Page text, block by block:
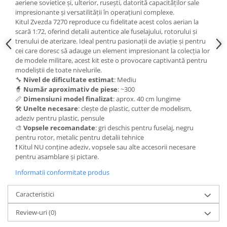
Vallejo Auxiliaries
Vallejo Acrylic Textures
Vopsea la sticluta
Vallejo Liquid Gold
Vallejo Surface Primer
Vallejo Weathering Effects
Vallejo Model Wash
Vallejo Metal Color
AK Interactive
Vopsea Chrome
Creioane Weathering
Auxiliare
Real Colors Markers
Auxiliare & Diluanti
Primer (grund)
Playmarkers
aeriene sovietice și, ulterior, rusești, datorită capacităților sale
impresionante și versatilității în operațiuni complexe.
Kitul Zvezda 7270 reproduce cu fidelitate acest colos aerian la
scară 1:72, oferind detalii autentice ale fuselajului, rotorului și
trenului de aterizare. Ideal pentru pasionații de aviație și pentru
cei care doresc să adauge un element impresionant la colecția lor
de modele militare, acest kit este o provocare captivantă pentru
modeliștii de toate nivelurile.
🔧 Nivel de dificultate estimat: Mediu
🧙 Număr aproximativ de piese: ~300
📏 Dimensiuni model finalizat: aprox. 40 cm lungime
🛠️ Unelte necesare: clește de plastic, cutter de modelism,
adeziv pentru plastic, pensule
🎨 Vopsele recomandate: gri deschis pentru fuselaj, negru
pentru rotor, metalic pentru detalii tehnice
❗ Kitul NU conține adeziv, vopsele sau alte accesorii necesare
pentru asamblare și pictare.
Informatii conformitate produs
Caracteristici
Review-uri(0)